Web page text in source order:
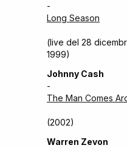
-
Long Season
(live del 28
1999)
Johnny Cash
-
The Man Comes
(2002)
Warren Zevon